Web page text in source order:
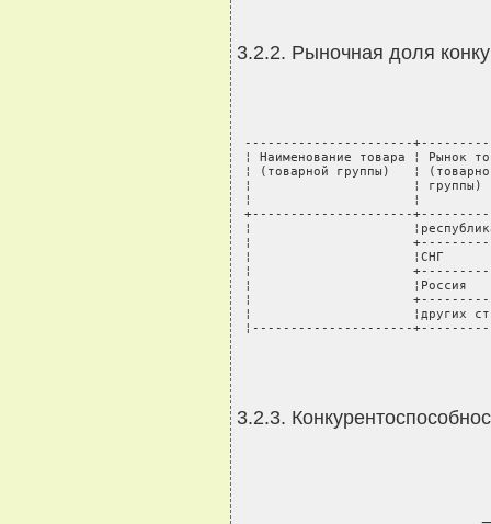
3.2.2. Рыночная доля
----------------------
¦ Наименование товара ¦ Рынок
¦ (товарной группы)   ¦
¦                     ¦ группы)
¦                     ¦
+---------------------
¦
¦
¦                     ¦СНГ
¦
¦
¦
¦                     ¦других
¦---------------------
3.2.3.